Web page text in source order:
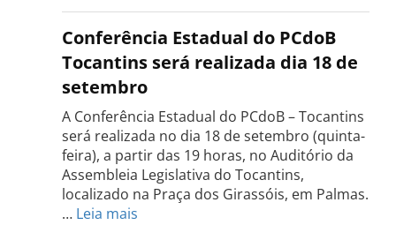
Conferência Estadual do PCdoB
Tocantins será realizada dia 18 de
setembro
A Conferência Estadual do PCdoB – Tocantins
será realizada no dia 18 de setembro (quinta-
feira), a partir das 19 horas, no Auditório da
Assembleia Legislativa do Tocantins,
localizado na Praça dos Girassóis, em Palmas.
… Leia mais